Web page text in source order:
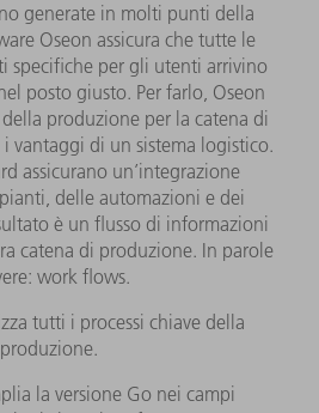
generate in molti punti della
Oseon assicura che tutte le
specifiche per gli utenti arrivino
posto giusto. Per farlo, Oseon
produzione per la catena di
i vantaggi di un sistema logistico.
assicurano un’integrazione
delle automazioni e dei
è un flusso di informazioni
catena di produzione. In parole
work flows.
tutti i processi chiave della
produzione.
la versione Go nei campi